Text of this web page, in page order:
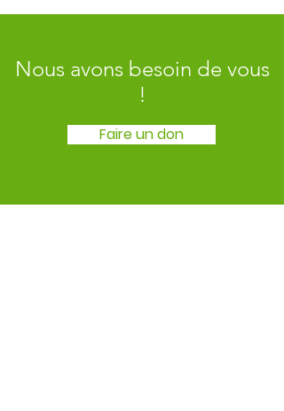
Nous avons besoin de vous
!
Faire un don